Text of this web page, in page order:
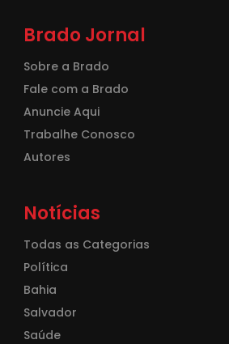
Brado Jornal
Sobre a Brado
Fale com a Brado
Anuncie Aqui
Trabalhe Conosco
Autores
Notícias
Todas as Categorias
Política
Bahia
Salvador
Saúde